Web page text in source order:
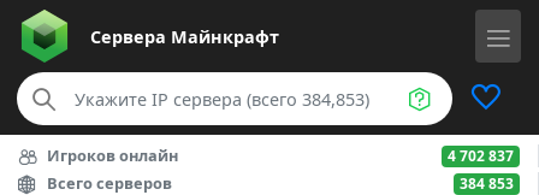
Сервера Майнкрафт
Игроков онлайн 4 702 837
Всего серверов 384 853